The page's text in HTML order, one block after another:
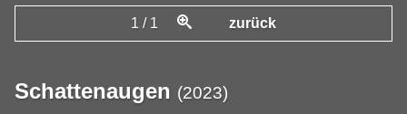
1 / 1 zurück
Schattenaugen (2023)